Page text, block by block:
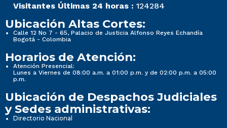
Visitantes Últimas 24 horas : 124284
Ubicación Altas Cortes:
Calle 12 No 7 - 65, Palacio de Justicia Alfonso Reyes Echandía
Bogotá - Colombia
Horarios de Atención:
Atención Presencial:
Lunes a Viernes de 08:00 a.m. a 01:00 p.m. y de 02:00 p.m. a 05:00
p.m.
Ubicación de Despachos Judiciales
y Sedes administrativas:
Directorio Nacional